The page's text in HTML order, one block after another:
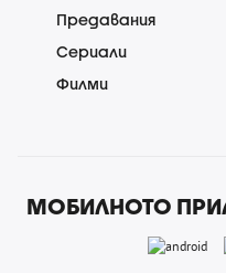
Предавания
Сериали
Филми
МОБИЛНОТО